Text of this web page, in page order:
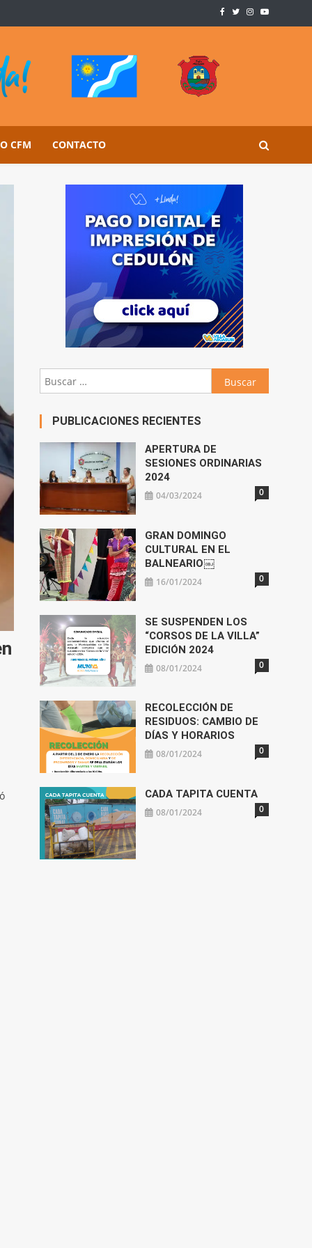
CFM CONTACTO
Buscar:
PUBLICACIONES RECIENTES
APERTURA DE
SESIONES ORDINARIAS
2024
04/03/2024 0
GRAN DOMINGO
CULTURAL EN EL
BALNEARIO￼
16/01/2024 0
SE SUSPENDEN LOS
“CORSOS DE LA VILLA”
EDICIÓN 2024
08/01/2024 0
RECOLECCIÓN DE
RESIDUOS: CAMBIO DE
DÍAS Y HORARIOS
08/01/2024 0
CADA TAPITA CUENTA
08/01/2024 0